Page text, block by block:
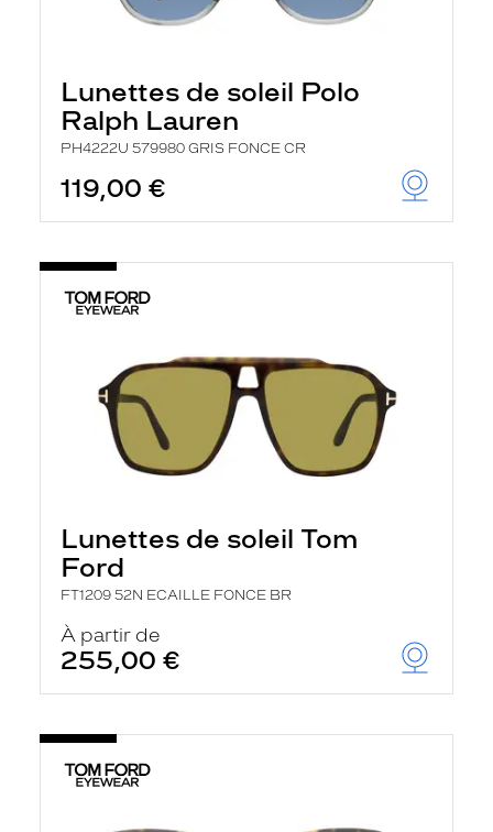
Lunettes de soleil Polo
Ralph Lauren
PH4222U 579980 GRIS FONCE CR
119,00 €
Lunettes de soleil Tom
Ford
FT1209 52N ECAILLE FONCE BR
À partir de
255,00 €